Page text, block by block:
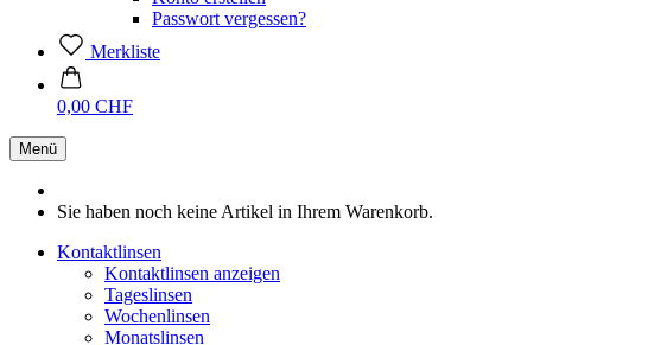
Passwort vergessen?
Merkliste
0,00 CHF
Menü
Sie haben noch keine Artikel in Ihrem Warenkorb.
Kontaktlinsen
Kontaktlinsen anzeigen
Tageslinsen
Wochenlinsen
Monatslinsen